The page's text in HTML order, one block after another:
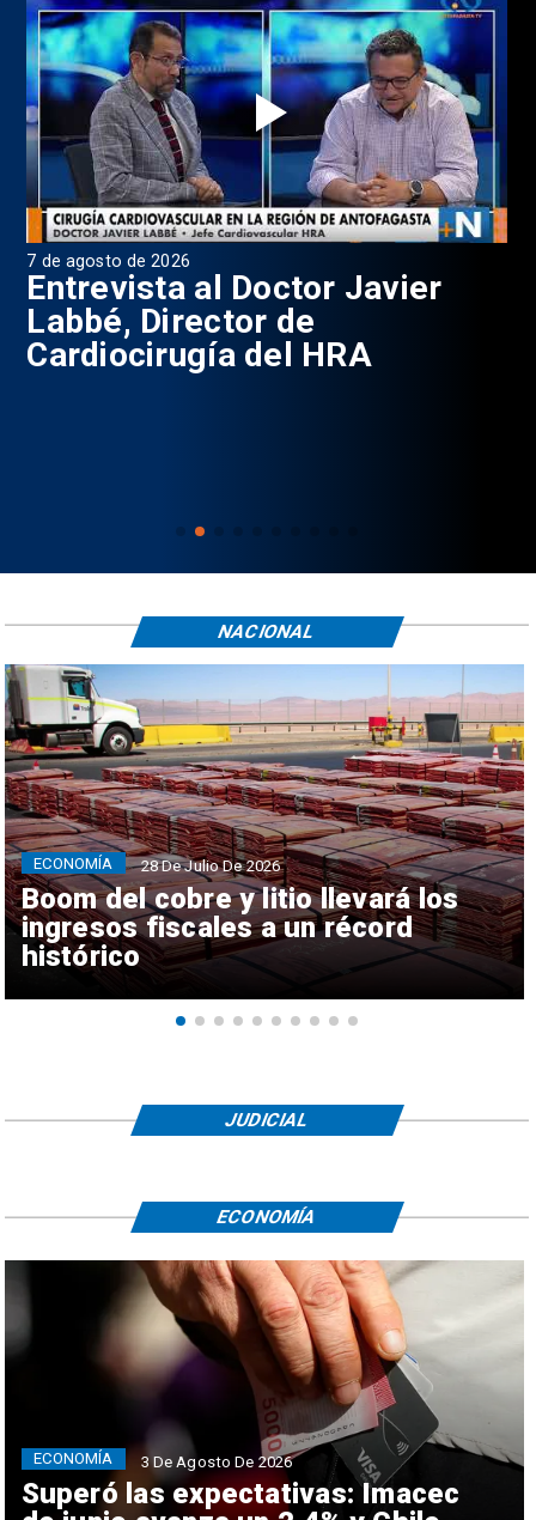
7 de agosto de 2026
Entrevista al Doctor Javier
Labbé, Director de
Cardiocirugía del HRA
Boom del cobre y litio llevará los
ingresos fiscales a un récord
histórico
ECONOMÍA 28 De Julio De 2026
NACIONAL
JUDICIAL
Superó las expectativas: Imacec
ECONOMÍA 3 De Agosto De 2026
ECONOMÍA